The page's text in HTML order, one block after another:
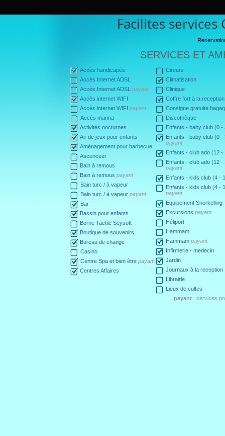
Facilites services
SERVICES ET
Accès handicapés
Accès Internet ADSL
Accès Internet ADSL payant
Accès internet WIFI
Accès internet WIFI payant
Accès marina
Activités nocturnes
Air de jeux pour enfants
Aménagement pour barbecue
Ascenceur
Bain à remous
Bain à remous payant
Bain turc / à vapeur
Bain turc / à vapeur payant
Bar
Bassin pour enfants
Borne Tactile Seysoft
Boutique de souvenirs
Bureau de change
Casino
Centre Spa et bien être payant
Centres Affaires
Cireurs
Climatisation
Clinique
Coffre fort à la reception
Consigne gratuite
Discothèque
Enfants - baby club (0 -
Enfants - baby club (0 -
payant
Enfants - club ado (12 -
Enfants - club ado (12 -
payant
Enfants - kids club (4 -
Enfants - kids club (4 -
payant
Equipement Snorkelling
Excursions payant
Héliport
Hammam
Hammam payant
Infirmerie - medecin
Jardin
Journaux à la reception
Librairie
Lieux de cultes
payant : services